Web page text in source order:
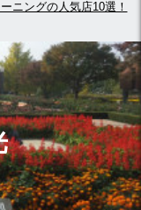
ニングの人気店10選！